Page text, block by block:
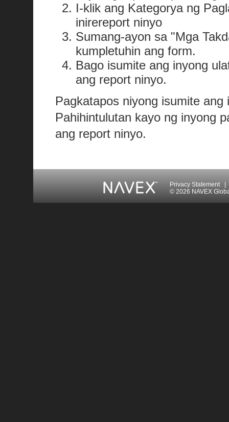
I-klik ang Kategorya ng
inirereport ninyo
Sumang-ayon sa "Mga
kumpletuhin ang form.
Bago isumite ang inyong
ang report ninyo.
Pagkatapos niyong isumite
Pahihintulutan kayo ng inyong
ang report ninyo.
Privacy Statement|
© 2026 NAVEX